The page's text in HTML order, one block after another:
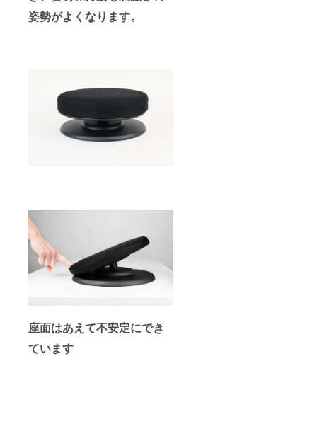
姿勢がよくなります。
座面はあえて不安定にでき
ています